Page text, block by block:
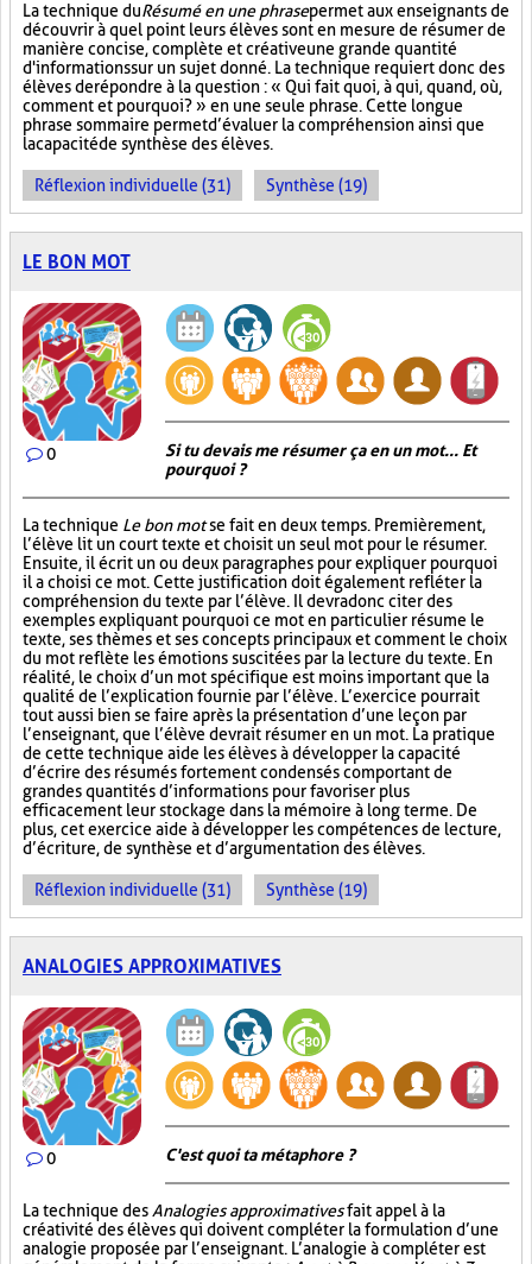
La technique duRésumé en une phrasepermet aux enseignants de
découvrir à quel point leurs élèves sont en mesure de résumer de
manière concise, complète et créative une grande quantité
d'informations sur un sujet donné. La technique requiert donc des
élèves de répondre à la question : « Qui fait quoi, à qui, quand, où,
comment et pourquoi? » en une seule phrase. Cette longue
phrase sommaire permet d’évaluer la compréhension ainsi que
la capacité de synthèse des élèves.
Réflexion individuelle (31) Synthèse (19)
LE BON MOT
0
Si tu devais me résumer ça en un mot... Et
pourquoi ?
La technique Le bon motse fait en deux temps. Premièrement,
l’élève lit un court texte et choisit un seul mot pour le résumer.
Ensuite, il écrit un ou deux paragraphes pour expliquer pourquoi
il a choisi ce mot. Cette justification doit également refléter la
compréhension du texte par l’élève. Il devra donc citer des
exemples expliquant pourquoi ce mot en particulier résume le
texte, ses thèmes et ses concepts principaux et comment le choix
du mot reflète les émotions suscitées par la lecture du texte. En
réalité, le choix d’un mot spécifique est moins important que la
qualité de l’explication fournie par l’élève. L’exercice pourrait
tout aussi bien se faire après la présentation d’une leçon par
l’enseignant, que l’élève devrait résumer en un mot. La pratique
de cette technique aide les élèves à développer la capacité
d’écrire des résumés fortement condensés comportant de
grandes quantités d’informations pour favoriser plus
efficacement leur stockage dans la mémoire à long terme. De
plus, cet exercice aide à développer les compétences de lecture,
d’écriture, de synthèse et d’argumentation des élèves.
Réflexion individuelle (31) Synthèse (19)
ANALOGIES APPROXIMATIVES
0 C'est quoi ta métaphore ?
La technique des Analogies approximativesfait appel à la
créativité des élèves qui doivent compléter la formulation d’une
analogie proposée par l’enseignant. L’analogie à compléter est